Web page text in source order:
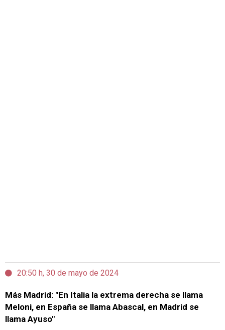
20:50 h, 30 de mayo de 2024
Más Madrid: "En Italia la extrema derecha se llama
Meloni, en España se llama Abascal, en Madrid se
llama Ayuso"